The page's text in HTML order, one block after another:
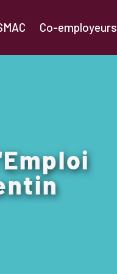
Co-employeurs